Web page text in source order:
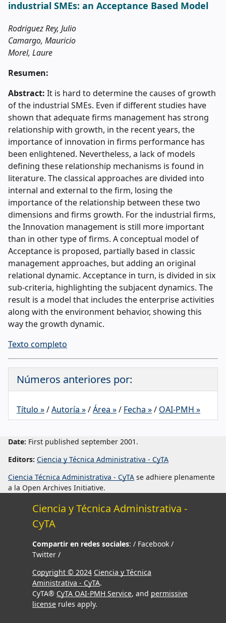
industrial SMEs: an Acceptance Based Model
Rodriguez Rey, Julio
Camargo, Mauricio
Morel, Laure
Resumen:
Abstract: It is hard to determine the causes of growth
of the industrial SMEs. Even if different studies have
shown that adequate firms management has strong
relationship with growth, in the recent years, the
importance of innovation in firms performance has
been enlightened. Nevertheless, a lack of models
defining these relationship mechanisms is found in
literature. The classical approaches are divided into
internal and external to the firm, losing the
importance of the relationship between these two
dimensions and firms growth. For the industrial firms,
the Innovation management is still more important
than in other type of firms. A conceptual model of
Acceptance is proposed, partially based in classic
management approaches, but adding an original
relational dynamic. Acceptance in turn, is divided in six
sub-criteria, highlighting the subjacent dynamics. The
result is a model that includes the enterprise activities
along with the environment behavior, showing this
way the growth dynamic.
Texto completo
Números anteriores por:
Título »/Autoría »/Área »/ Fecha »/ OAI-PMH »
Date: First published september 2001.
Editors: Ciencia y Técnica Administrativa - CyTA
Ciencia Técnica Administrativa - CyTA se adhiere plenamente
a la Open Archives Initiative.
Ciencia y Técnica Administrativa -
CyTA
Compartir en redes sociales: / Facebook /
Twitter /
Copyright © 2024 Ciencia y Técnica
Aministrativa - CyTA.
CyTA® CyTA OAI-PMH Service, and permissive
license rules apply.